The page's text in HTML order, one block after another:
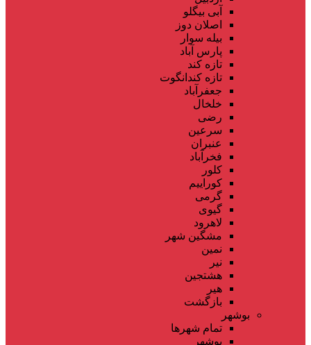
آبی بیگلو
اصلان دوز
بیله سوار
پارس آباد
تازه کند
تازه کندانگوت
جعفرآباد
خلخال
رضی
سرعین
عنبران
فخرآباد
کلور
کوراییم
گرمی
گیوی
لاهرود
مشگین شهر
نمین
نیر
هشتجین
هیر
بازگشت
بوشهر
تمام شهر‌ها
بوشهر